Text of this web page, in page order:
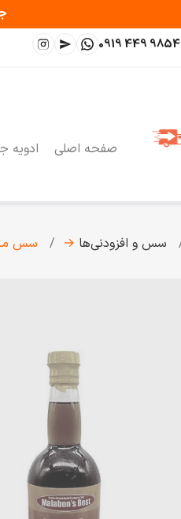
0919 449 9854
صفحه اصلی ادویه
سس و افزودنی‌ها → سس